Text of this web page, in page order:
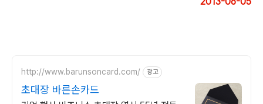
http://www.barunsoncard.com/ 광고
초대장 바른손카드